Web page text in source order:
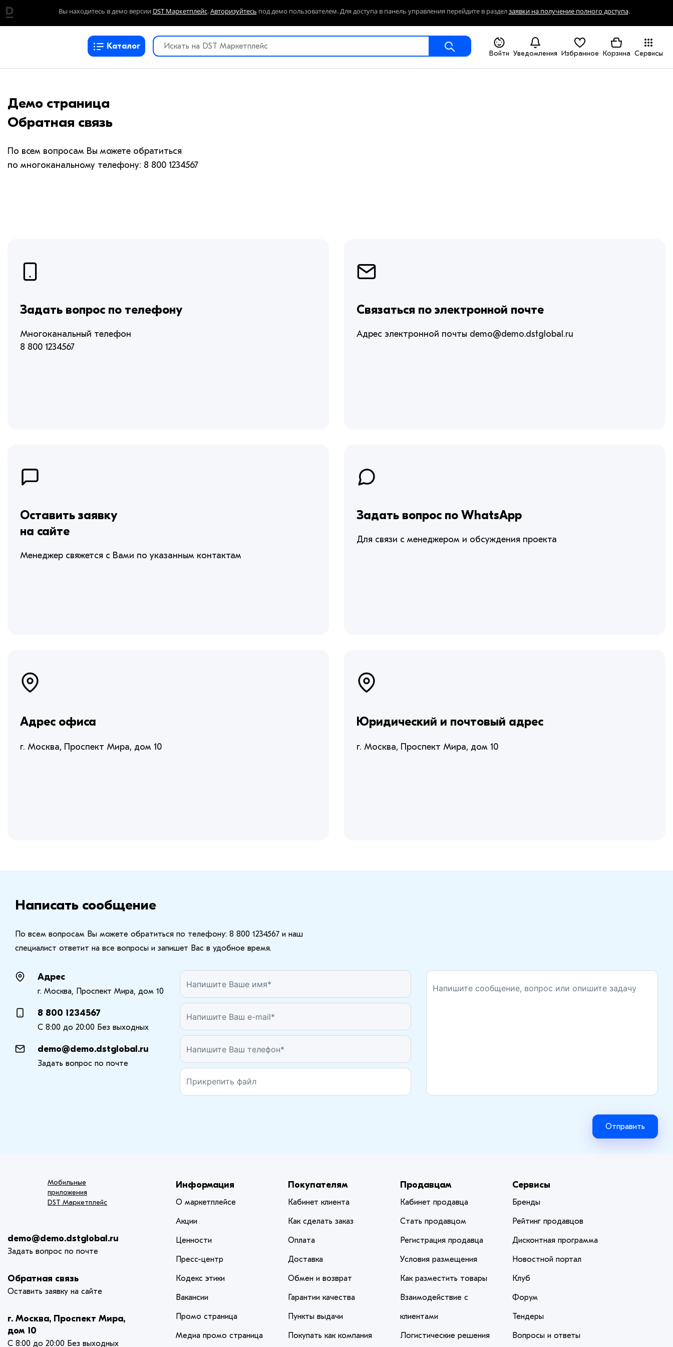
Вы находитесь в демо версии DST Маркетплейс.Авторизуйтесь под демо пользователем. Для доступа в панель управления перейдите в разделзаявки на получение полного доступа.
Каталог
Войти Уведомления Избранное Корзина Сервисы
Демо страница
Обратная связь
По всем вопросам Вы можете обратиться
по многоканальному телефону: 8 800 1234567
Задать вопрос по телефону
Многоканальный телефон
8 800 1234567
Связаться по электронной почте
Адрес электронной почты demo@demo.dstglobal.ru
Оставить заявку
на сайте
Менеджер свяжется с Вами по указанным контактам
Задать вопрос по WhatsApp
Для связи с менеджером и обсуждения проекта
Адрес офиса
г. Москва, Проспект Мира, дом 10
Юридический и почтовый адрес
г. Москва, Проспект Мира, дом 10
Написать сообщение
По всем вопросам Вы можете обратиться по телефону: 8 800 1234567 и наш
специалист ответит на все вопросы и запишет Вас в удобное время.
Адрес
г. Москва, Проспект Мира, дом 10
8 800 1234567
С 8:00 до 20:00 Без выходных
demo@demo.dstglobal.ru
Задать вопрос по почте
Прикрепить файл
Отправить
Мобильные
приложения
DST Маркетплейс
demo@demo.dstglobal.ru
Задать вопрос по почте
Обратная связь
Оставить заявку на сайте
г. Москва, Проспект Мира,
дом 10
С 8:00 до 20:00 Без выходных
Информация
О маркетплейсе
Акции
Ценности
Пресс-центр
Кодекс этики
Вакансии
Промо страница
Медиа промо страница
Покупателям
Кабинет клиента
Как сделать заказ
Оплата
Доставка
Обмен и возврат
Гарантии качества
Пункты выдачи
Покупать как компания
Продавцам
Кабинет продавца
Стать продавцом
Регистрация продавца
Условия размещения
Как разместить товары
Взаимодействие с
клиентами
Логистические решения
Сервисы
Бренды
Рейтинг продавцов
Дисконтная программа
Новостной портал
Клуб
Форум
Тендеры
Вопросы и ответы